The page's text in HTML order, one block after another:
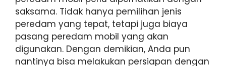
saksama. Tidak hanya pemilihan jenis
peredam yang tepat, tetapi juga biaya
pasang peredam mobil yang akan
digunakan. Dengan demikian, Anda pun
nantinya bisa melakukan persiapan dengan